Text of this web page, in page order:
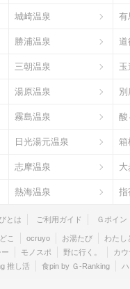
城崎温泉 有
勝浦温泉 道
三朝温泉 玉
湯原温泉 別
霧島温泉 酸
日光湯元温泉 箱
志摩温泉 大
熱海温泉 指
とは ご利用ガイド Ｇポイン
こ ocruyo お湯たび
わたし
モノスポ 野に行く。 カウ
推し活 食pin by Ｇ-Ranking